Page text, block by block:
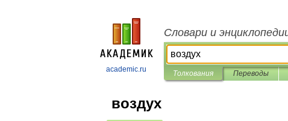
academic.ru
Словари и
Толкования Переводы
воздух